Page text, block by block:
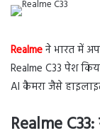
Realmeने भारत में
Realme C33 पेश
AI कैमरा जैसे
Realme